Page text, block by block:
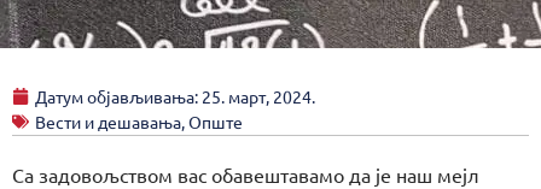
Датум објављивања: 25. март, 2024.
Вести и дешавања,Опште
Са задовољством вас обавештавамо да је наш мејл